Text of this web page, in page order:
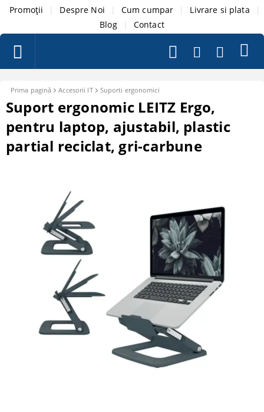
Promoții Despre Noi Cum cumpar Livrare si plata
Blog
Contact
Prima pagină Accesorii IT Suporti ergonomici
Suport ergonomic LEITZ Ergo,
pentru laptop, ajustabil, plastic
partial reciclat, gri-carbune